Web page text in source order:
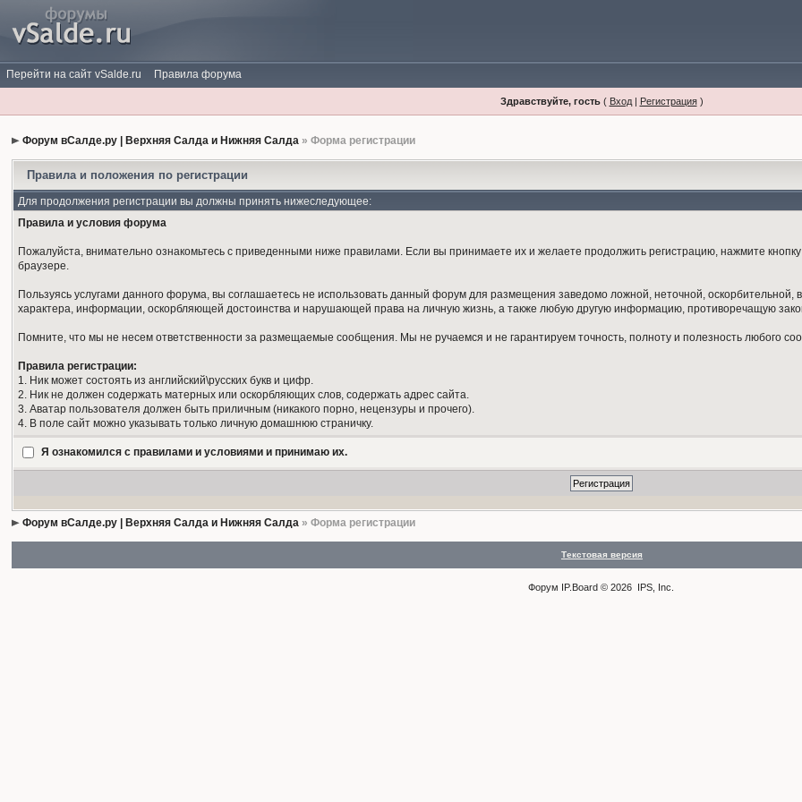
Перейти на сайт vSalde.ru Правила форума
Здравствуйте, гость( Вход| Регистрация)
Форум вСалде.ру | Верхняя Салда и Нижняя Салда » Форма регистрации
Правила и положения по регистрации
Для продолжения регистрации вы должны принять нижеследующее:
Правила и условия форума
Пожалуйста, внимательно ознакомьтесь с приведенными ниже правилами. Если вы принимаете их и желаете продолжить регистрацию, нажмите
браузере.
Пользуясь услугами данного форума, вы соглашаетесь не использовать данный форум для размещения заведомо ложной, неточной,
характера, информации, оскорбляющей достоинства и нарушающей права на личную жизнь, а также любую другую информацию, противоречащую
Помните, что мы не несем ответственности за размещаемые сообщения. Мы не ручаемся и не гарантируем точность, полноту и полезность любого
Правила регистрации:
1. Ник может состоять из английский\русских букв и цифр.
2. Ник не должен содержать матерных или оскорбляющих слов, содержать адрес сайта.
3. Аватар пользователя должен быть приличным (никакого порно, нецензуры и прочего).
4. В поле сайт можно указывать только личную домашнюю страничку.
Я ознакомился с правилами и условиями и принимаю их.
Форум вСалде.ру | Верхняя Салда и Нижняя Салда » Форма регистрации
Текстовая версия
Форум IP.Board © 2026 IPS, Inc